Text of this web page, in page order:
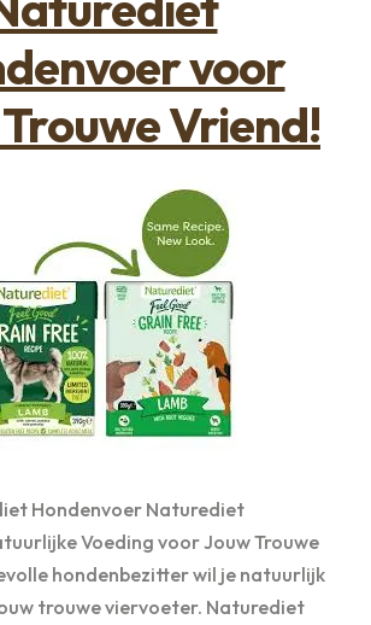
voor
Vriend!
Hondenvoer Naturediet
Voeding voor Jouw Trouwe
hondenbezitter wil je natuurlijk
trouwe viervoeter. Naturediet